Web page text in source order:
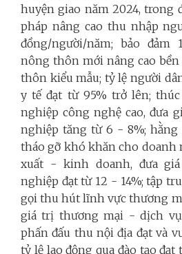
huyện giao năm 2024, trong
pháp nâng cao thu nhập
đồng/người/năm; bảo đảm
nông thôn mới nâng cao bền
thôn kiểu mẫu; tỷ lệ người
y tế đạt từ 95% trở lên;
nghiệp công nghệ cao, đưa
nghiệp tăng từ 6 - 8%; hằng
tháo gỡ khó khăn cho doanh
xuất - kinh doanh, đưa
nghiệp đạt từ 12 - 14%; tập
gọi thu hút lĩnh vực thương
giá trị thương mại - dịch
phấn đấu thu nội địa đạt và
tỷ lệ lao động qua đào tạo đạt